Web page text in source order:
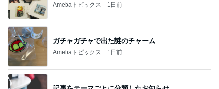
Amebaトピックス 1日前
ガチャガチャで出た謎のチャーム
Amebaトピックス 1日前